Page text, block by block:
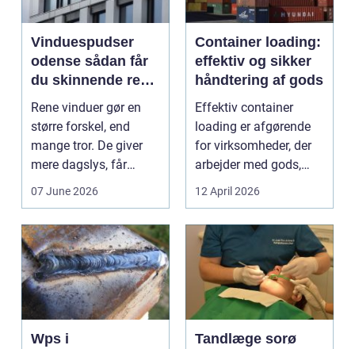
Vinduespudser
odense sådan får
du skinnende rene
ruder året rundt
Rene vinduer gør en
større forskel, end
mange tror. De giver
mere dagslys, får
boligen eller virksom...
07 June 2026
Container loading:
effektiv og sikker
håndtering af gods
Effektiv container
loading er afgørende
for virksomheder, der
arbejder med gods,
skrot eller ...
12 April 2026
Wps i
Tandlæge sorø